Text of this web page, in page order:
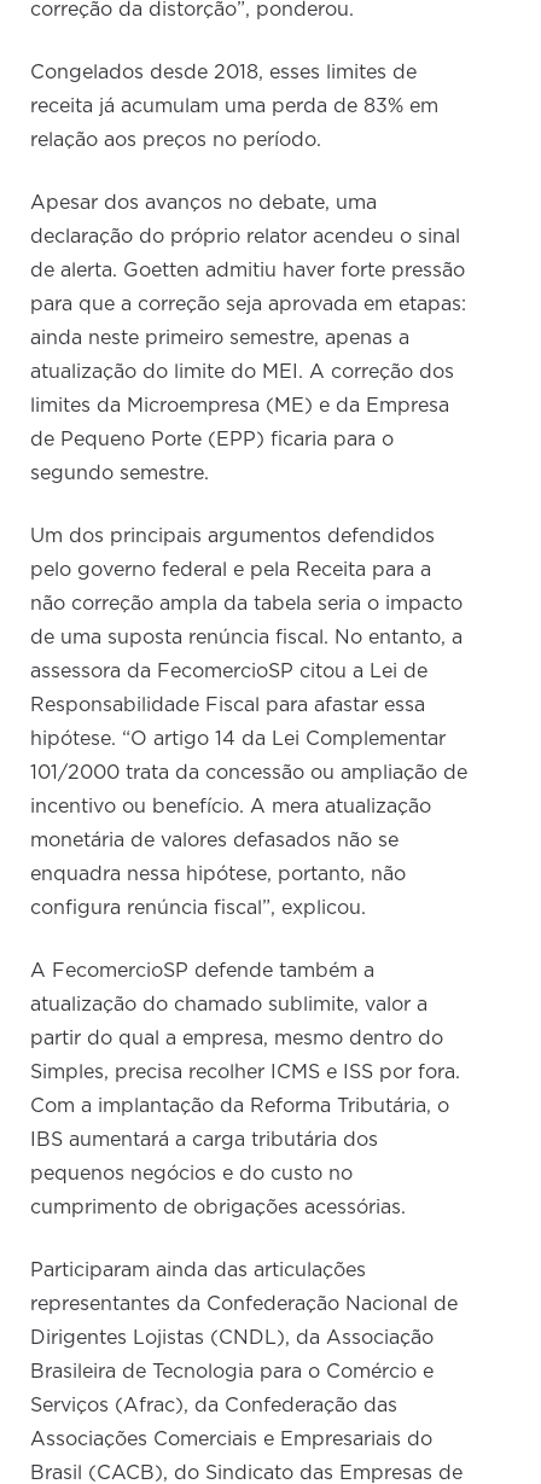
correção da distorção”, ponderou.
Congelados desde 2018, esses limites de
receita já acumulam uma perda de 83% em
relação aos preços no período.
Apesar dos avanços no debate, uma
declaração do próprio relator acendeu o sinal
de alerta. Goetten admitiu haver forte pressão
para que a correção seja aprovada em etapas:
ainda neste primeiro semestre, apenas a
atualização do limite do MEI. A correção dos
limites da Microempresa (ME) e da Empresa
de Pequeno Porte (EPP) ficaria para o
segundo semestre.
Um dos principais argumentos defendidos
pelo governo federal e pela Receita para a
não correção ampla da tabela seria o impacto
de uma suposta renúncia fiscal. No entanto, a
assessora da FecomercioSP citou a Lei de
Responsabilidade Fiscal para afastar essa
hipótese. “O artigo 14 da Lei Complementar
101/2000 trata da concessão ou ampliação de
incentivo ou benefício. A mera atualização
monetária de valores defasados não se
enquadra nessa hipótese, portanto, não
configura renúncia fiscal”, explicou.
A FecomercioSP defende também a
atualização do chamado sublimite, valor a
partir do qual a empresa, mesmo dentro do
Simples, precisa recolher ICMS e ISS por fora.
Com a implantação da Reforma Tributária, o
IBS aumentará a carga tributária dos
pequenos negócios e do custo no
cumprimento de obrigações acessórias.
Participaram ainda das articulações
representantes da Confederação Nacional de
Dirigentes Lojistas (CNDL), da Associação
Brasileira de Tecnologia para o Comércio e
Serviços (Afrac), da Confederação das
Associações Comerciais e Empresariais do
Brasil (CACB), do Sindicato das Empresas de